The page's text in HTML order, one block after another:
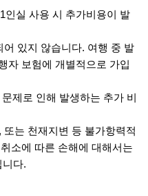
인실 사용 시 추가비용이 발
어 있지 않습니다. 여행 중 발
자 보험에 개별적으로 가입
제로 인해 발생하는 추가 비
는 천재지변 등 불가항력적
소에 따른 손해에 대해서는
니다.